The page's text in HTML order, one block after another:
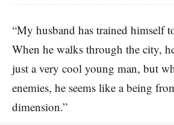
“My husband has trained himself
When he walks through the city,
just a very cool young man, but
enemies, he seems like a being
dimension.”